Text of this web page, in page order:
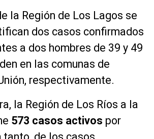
la Región de Los Lagos se
dos casos confirmados
a dos hombres de 39 y 49
en las comunas de
respectivamente.
la Región de Los Ríos a la
573 casos activos por